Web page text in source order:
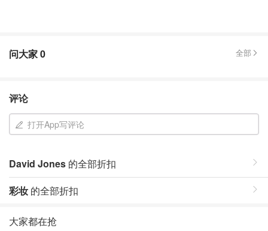
问大家0 全部
评论
打开App写评论
David Jones 的全部折扣
彩妆 的全部折扣
大家都在抢